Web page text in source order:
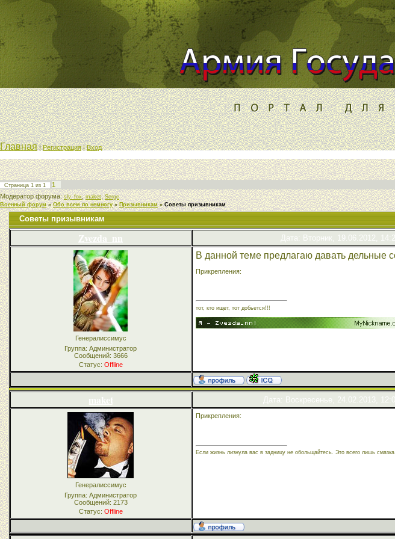
Главная|Регистрация|Вход
Страница 1 из 1
1
Модератор форума:sly_fox,maket,Serge
Военный форум » Обо всем по немногу » Призывникам » Советы призывникам
Советы призывникам
Zvezda_nn Дата: Вторник, 19.06.2012,
Генералиссимус
Группа: Администратор
Сообщений: 3666
Статус: Offline
В данной теме предлагаю давать дельные
Прикрепления:
тот, кто ищет, тот добьется!!!
maket Дата: Воскресенье, 24.02.2013,
Генералиссимус
Группа: Администратор
Сообщений: 2173
Статус: Offline
Прикрепления:
Если жизнь лизнула вас в задницу не обольщайтесь. Это всего лишь смазка.